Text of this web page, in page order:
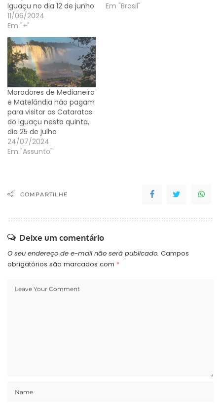
Iguaçu no dia 12 de junho
11/06/2024
Em "+"
Em "Brasil"
Moradores de Medianeira
e Matelândia não pagam
para visitar as Cataratas
do Iguaçu nesta quinta,
dia 25 de julho
24/07/2024
Em "Assunto"
COMPARTILHE
Deixe um comentário
O seu endereço de e-mail não será publicado. Campos
obrigatórios são marcados com *